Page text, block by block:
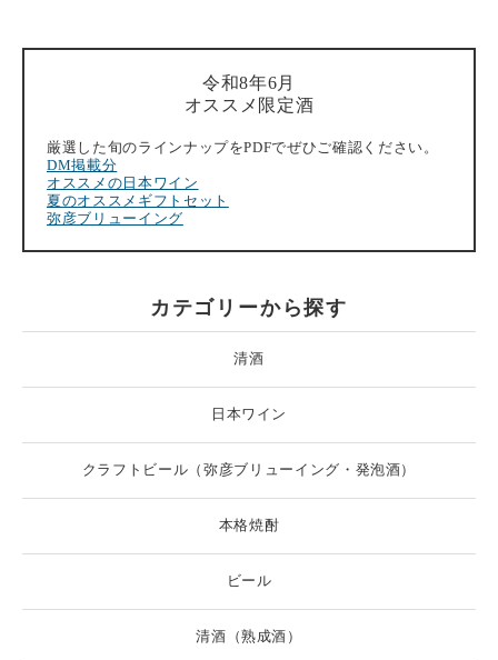
令和8年6月
オススメ限定酒
厳選した旬のラインナップをPDFでぜひご確認ください。
DM掲載分
オススメの日本ワイン
夏のオススメギフトセット
弥彦ブリューイング
カテゴリーから探す
清酒
日本ワイン
クラフトビール（弥彦ブリューイング・発泡酒）
本格焼酎
ビール
清酒（熟成酒）